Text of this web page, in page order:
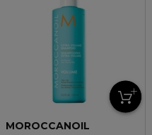
MOROCCANOIL